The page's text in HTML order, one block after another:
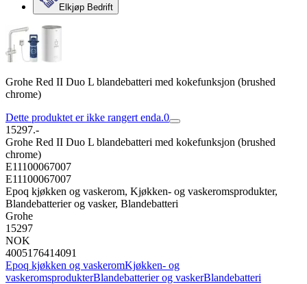
Elkjøp Bedrift
Grohe Red II Duo L blandebatteri med kokefunksjon (brushed
chrome)
Dette produktet er ikke rangert enda.0
15297.-
Grohe Red II Duo L blandebatteri med kokefunksjon (brushed
chrome)
E11100067007
E11100067007
Epoq kjøkken og vaskerom, Kjøkken- og vaskeromsprodukter,
Blandebatterier og vasker, Blandebatteri
Grohe
15297
NOK
4005176414091
Epoq kjøkken og vaskeromKjøkken- og
vaskeromsprodukterBlandebatterier og vaskerBlandebatteri